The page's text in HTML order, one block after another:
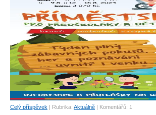
Celý příspěvek | Rubrika: Aktuálně | Komentářů: 1